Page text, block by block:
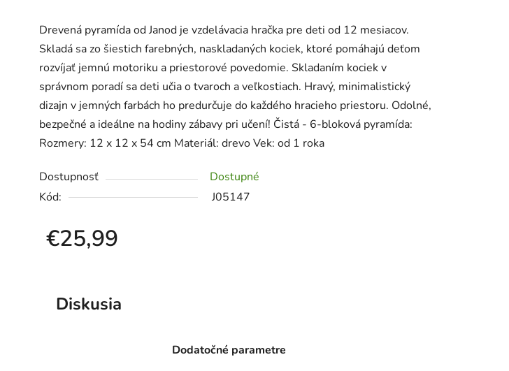
je
0,0
z
5
hviezdičiek.
Drevená pyramída od Janod je vzdelávacia hračka pre deti od 12 mesiacov.
Skladá sa zo šiestich farebných, naskladaných kociek, ktoré pomáhajú deťom
rozvíjať jemnú motoriku a priestorové povedomie. Skladaním kociek v
správnom poradí sa deti učia o tvaroch a veľkostiach. Hravý, minimalistický
dizajn v jemných farbách ho predurčuje do každého hracieho priestoru. Odolné,
bezpečné a ideálne na hodiny zábavy pri učení! Čistá - 6-bloková pyramída:
Rozmery: 12 x 12 x 54 cm Materiál: drevo Vek: od 1 roka
Dostupnosť
Dostupné
Kód:
J05147
€25,99
Diskusia
Dodatočné parametre